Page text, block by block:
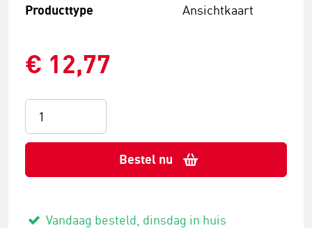
Producttype Ansichtkaart
€ 12,77
Bestel nu
Vandaag besteld, dinsdag in huis